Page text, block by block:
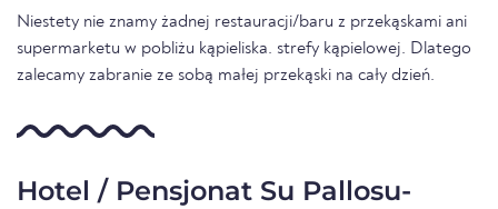
Niestety nie znamy żadnej restauracji/baru z przekąskami ani
supermarketu w pobliżu kąpieliska. strefy kąpielowej. Dlatego
zalecamy zabranie ze sobą małej przekąski na cały dzień.
Hotel / Pensjonat Su Pallosu-